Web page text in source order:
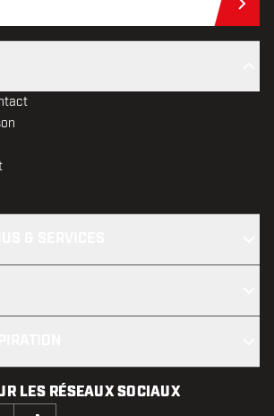
LES RÉSEAUX SOCIAUX